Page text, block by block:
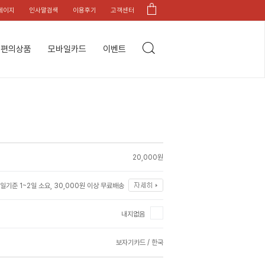
이지 인사말검색 이용후기 고객센터
편의상품 모바일카드 이벤트
20,000원
기준 1~2일 소요, 30,000원 이상 무료배송
내지없음
보자기카드 / 한국